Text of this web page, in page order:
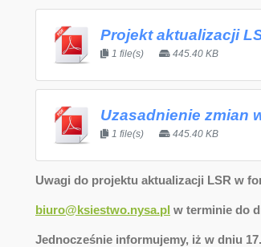
Projekt aktualizacji
1 file(s) 445.40 KB
Uzasadnienie zmian
1 file(s) 445.40 KB
Uwagi do projektu aktualizacji LSR w
biuro@ksiestwo.nysa.pl w terminie do
Jednocześnie informujemy, iż w dniu